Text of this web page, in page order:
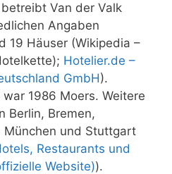
Van der Valk
Angaben
19 Häuser (Wikipedia –
Hotelier.de –
GmbH).
1986 Moers. Weitere
Berlin, Bremen,
München und Stuttgart
Restaurants und
Website)).